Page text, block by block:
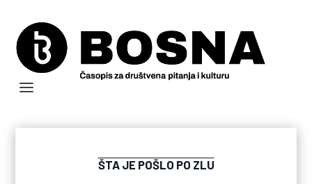
ŠTA JE POŠLO PO ZLU